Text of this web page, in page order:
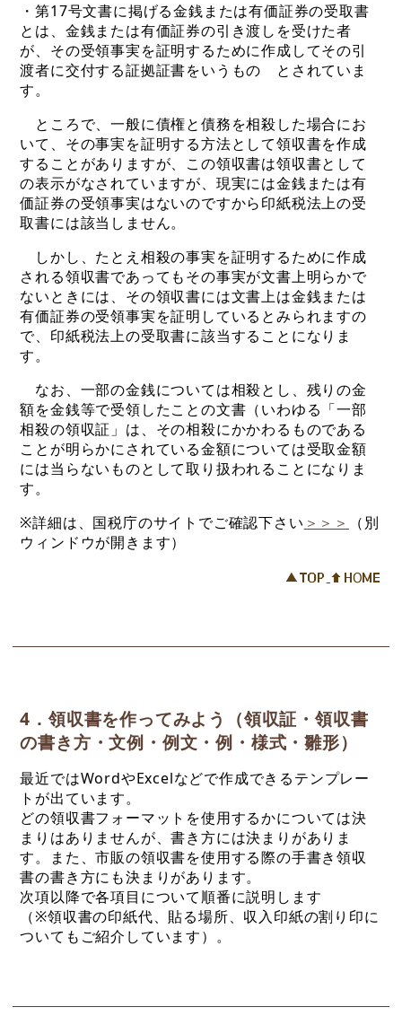
・第17号文書に掲げる金銭または有価証券の受取書
とは、金銭または有価証券の引き渡しを受けた者
が、その受領事実を証明するために作成してその引
渡者に交付する証拠証書をいうもの とされていま
す。
ところで、一般に債権と債務を相殺した場合にお
いて、その事実を証明する方法として領収書を作成
することがありますが、この領収書は領収書として
の表示がなされていますが、現実には金銭または有
価証券の受領事実はないのですから印紙税法上の受
取書には該当しません。
しかし、たとえ相殺の事実を証明するために作成
される領収書であってもその事実が文書上明らかで
ないときには、その領収書には文書上は金銭または
有価証券の受領事実を証明しているとみられますの
で、印紙税法上の受取書に該当することになりま
す。
なお、一部の金銭については相殺とし、残りの金
額を金銭等で受領したことの文書（いわゆる「一部
相殺の領収証」は、その相殺にかかわるものである
ことが明らかにされている金額については受取金額
には当らないものとして取り扱われることになりま
す。
※詳細は、国税庁のサイトでご確認下さい ＞＞＞
（別
ウィンドウが開きます）
4．領収書を作ってみよう（領収証・領収書
の書き方・文例・例文・例・様式・雛形）
最近ではWordやExcelなどで作成できるテンプレー
トが出ています。
どの領収書フォーマットを使用するかについては決
まりはありませんが、書き方には決まりがありま
す。また、市販の領収書を使用する際の手書き領収
書の書き方にも決まりがあります。
次項以降で各項目について順番に説明します
（※領収書の印紙代、貼る場所、収入印紙の割り印に
ついてもご紹介しています）。